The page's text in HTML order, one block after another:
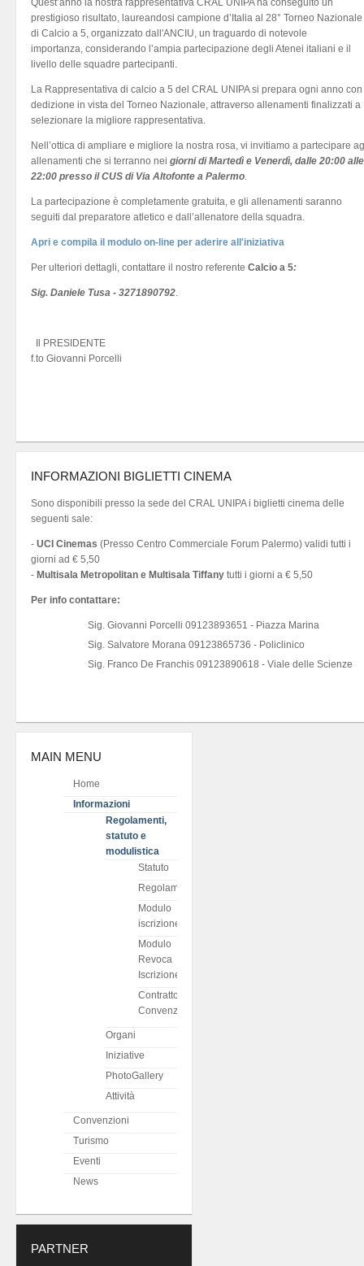
prestigioso risultato, laureandosi campione d’Italia al 28° Torneo Nazionale
di Calcio a 5, organizzato dall'ANCIU, un traguardo di notevole
importanza, considerando l’ampia partecipazione degli Atenei italiani e il
livello delle squadre partecipanti.
La Rappresentativa di calcio a 5 del CRAL UNIPA si prepara ogni anno con
dedizione in vista del Torneo Nazionale, attraverso allenamenti finalizzati a
selezionare la migliore rappresentativa.
Nell’ottica di ampliare e migliore la nostra rosa, vi invitiamo a partecipare
allenamenti che si terranno nei giorni di Martedì e Venerdì, dalle 20:00 alle
22:00 presso il CUS di Via Altofonte a Palermo
La partecipazione è completamente gratuita, e gli allenamenti saranno
seguiti dal preparatore atletico e dall’allenatore della squadra.
Apri e compila il modulo on-line per aderire all'iniziativa
Per ulteriori dettagli, contattare il nostro referente Calcio a 5:
Sig. Daniele Tusa - 3271890792
Il PRESIDENTE
f.to Giovanni Porcelli
INFORMAZIONI BIGLIETTI CINEMA
Sono disponibili presso la sede del CRAL UNIPA i biglietti cinema delle
seguenti sale:
- UCI Cinemas (Presso Centro Commerciale Forum Palermo) validi tutti i
giorni ad € 5,50
- Multisala Metropolitan e Multisala Tiffany tutti i giorni a € 5,50
Per info contattare:
Sig. Giovanni Porcelli 09123893651 - Piazza Marina
Sig. Salvatore Morana 09123865736 - Policlinico
Sig. Franco De Franchis 09123890618 - Viale delle Scienze
MAIN MENU
Home
Informazioni
Regolamenti,
statuto e
modulistica
Statuto
Regolamento
Modulo
iscrizione
Modulo
Revoca
Iscrizione
Contratto
Convenzioni
Organi
Iniziative
PhotoGallery
Attività
Convenzioni
Turismo
Eventi
News
PARTNER